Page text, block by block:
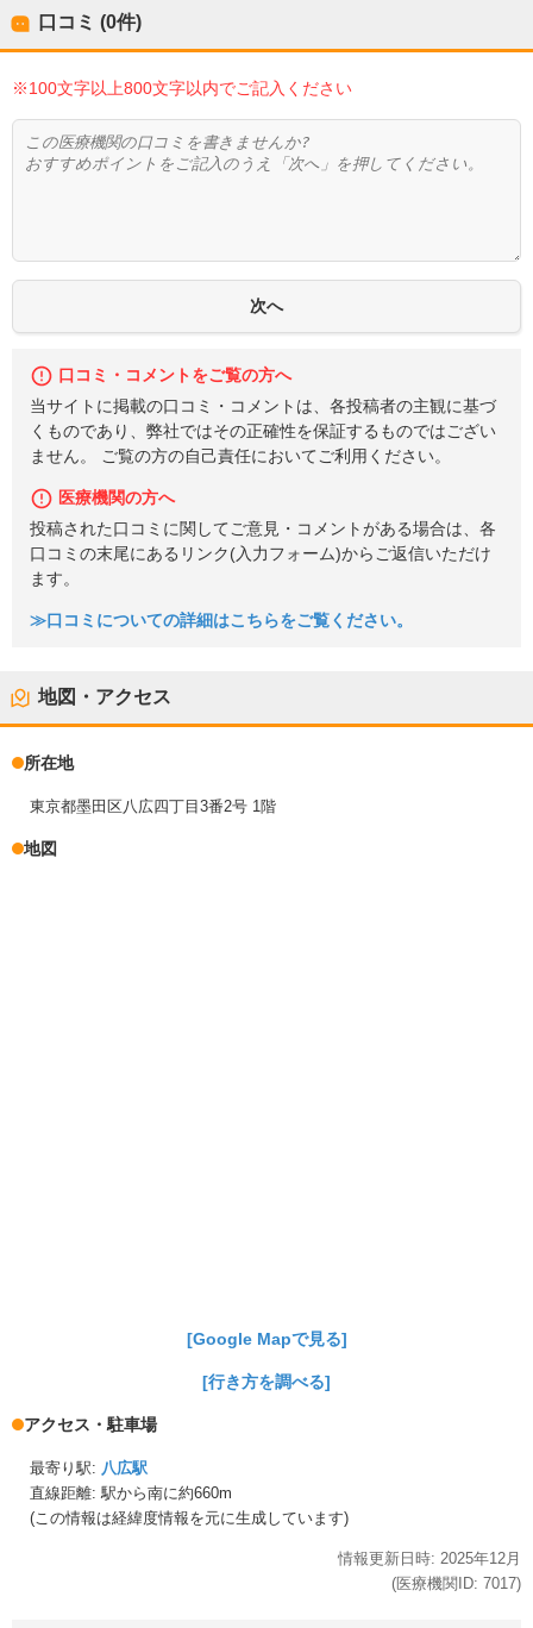
口コミ (0件)
※100文字以上800文字以内でご記入ください
口コミ・コメントをご覧の方へ
当サイトに掲載の口コミ・コメントは、各投稿者の主観に基づ
くものであり、弊社ではその正確性を保証するものではござい
ません。 ご覧の方の自己責任においてご利用ください。
医療機関の方へ
投稿された口コミに関してご意見・コメントがある場合は、各
口コミの末尾にあるリンク(入力フォーム)からご返信いただけ
ます。
≫口コミについての詳細はこちらをご覧ください。
地図・アクセス
所在地
東京都墨田区八広四丁目3番2号 1階
地図
[Google Mapで見る]
[行き方を調べる]
アクセス・駐車場
最寄り駅: 八広駅
直線距離: 駅から南に約660m
(この情報は経緯度情報を元に生成しています)
情報更新日時: 2025年12月
(医療機関ID: 7017)